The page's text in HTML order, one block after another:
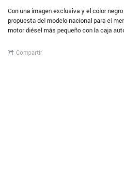
Con una imagen exclusiva y el color
propuesta del modelo nacional para el
motor diésel más pequeño con la caja
Compartir